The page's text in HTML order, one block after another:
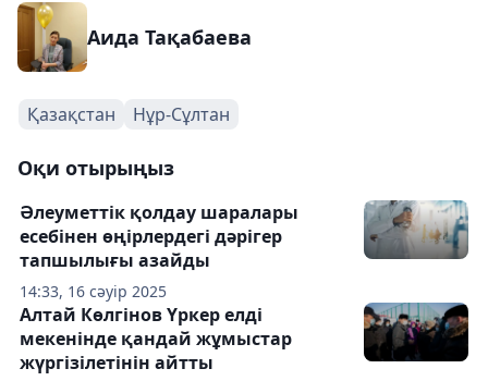
Аида Тақабаева
Қазақстан Нұр-Сұлтан
Оқи отырыңыз
14:33, 16 сәуір 2025
Әлеуметтік қолдау шаралары
есебінен өңірлердегі дәрігер
тапшылығы азайды
Алтай Көлгінов Үркер елді
мекенінде қандай жұмыстар
жүргізілетінін айтты